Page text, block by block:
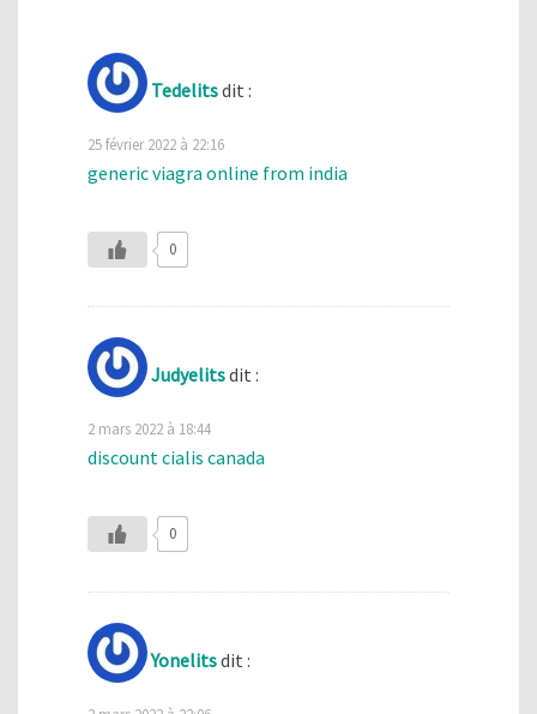
Tedelitsdit :
25 février 2022 à 22:16
generic viagra online from india
0
Judyelitsdit :
2 mars 2022 à 18:44
discount cialis canada
0
Yonelitsdit :